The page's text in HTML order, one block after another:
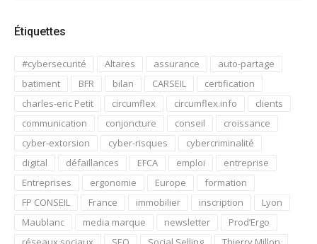
Étiquettes
#cybersecurité Altares assurance
auto-partage
batiment
BFR bilan CARSEIL
certification
charles-eric Petit
circumflex circumflex.info
clients
communication
conjoncture conseil
croissance
cyber-extorsion
cyber-risques
cybercriminalité
digital
défaillances EFCA emploi
entreprise
Entreprises
ergonomie Europe
formation
FP CONSEIL
France immobilier inscription
Lyon
Maublanc
media marque newsletter
Prod’Ergo